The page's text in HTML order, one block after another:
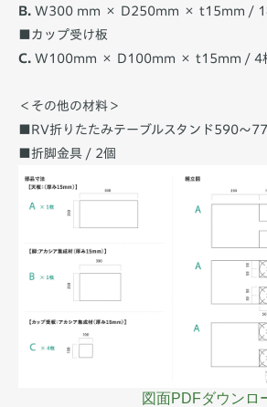
B. W300 mm × D250mm × t15mm / 1
■カップ受け板
C. W100mm × D100mm × t15mm / 4
＜その他の材料＞
■RV折りたたみテーブルスタンド590〜
■折脚金具 / 2個
図面PDFダウンロ